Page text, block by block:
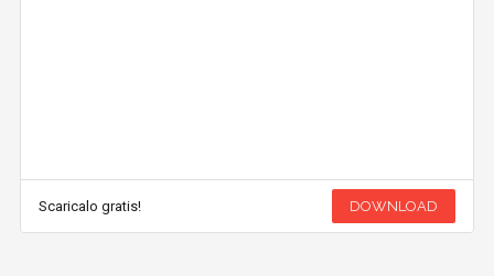
Scaricalo gratis! DOWNLOAD